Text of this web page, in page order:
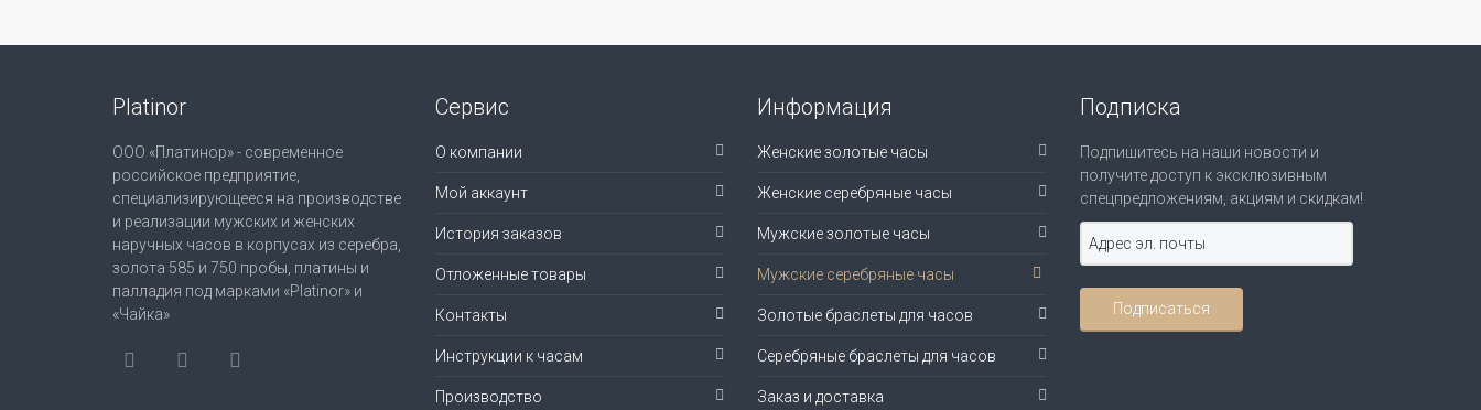
Platinor
ООО «Платинор» - современное
российское предприятие,
специализирующееся на производстве
и реализации мужских и женских
наручных часов в корпусах из серебра,
золота 585 и 750 пробы, платины и
палладия под марками «Platinor» и
«Чайка»
Сервис
О компании
Мой аккаунт
История заказов
Отложенные товары
Контакты
Инструкции к часам
Производство
Информация
Женские золотые часы
Женские серебряные часы
Мужские золотые часы
Мужские серебряные часы
Золотые браслеты для часов
Серебряные браслеты для часов
Заказ и доставка
Подписка
Подпишитесь на наши новости и
получите доступ к эксклюзивным
спецпредложениям, акциям и скидкам!